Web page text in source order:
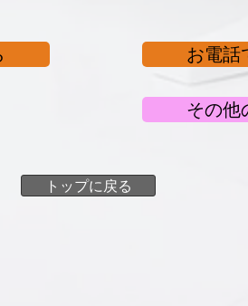
お電話
その他
トップに戻る